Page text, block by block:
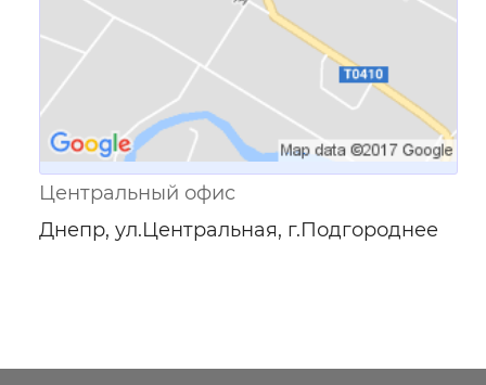
Центральный офис
Днепр, ул.Центральная, г.Подгороднее